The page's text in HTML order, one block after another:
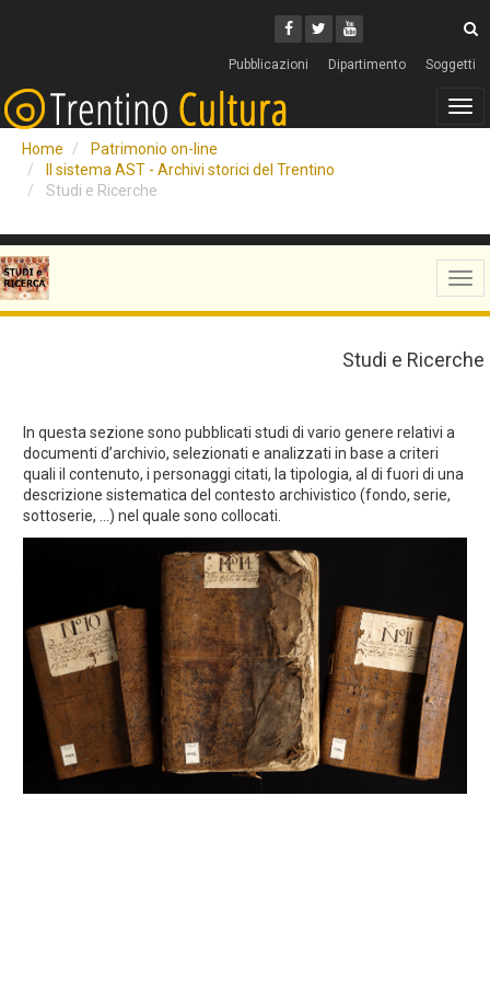
Facebook
Twitter
Youtube
Pubblicazioni Dipartimento Soggetti
Home
Patrimonio on-line
Il sistema AST - Archivi storici del Trentino
Studi e Ricerche
Studi e Ricerche
In questa sezione sono pubblicati studi di vario genere relativi a
documenti d’archivio, selezionati e analizzati in base a criteri
quali il contenuto, i personaggi citati, la tipologia, al di fuori di una
descrizione sistematica del contesto archivistico (fondo, serie,
sottoserie, ...) nel quale sono collocati.